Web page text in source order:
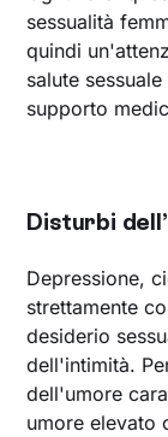
sessualità
quindi
salute
supporto
Disturbi
Depressione,
strettamente
desiderio
dell'intimità.
dell'umore
umore elevato